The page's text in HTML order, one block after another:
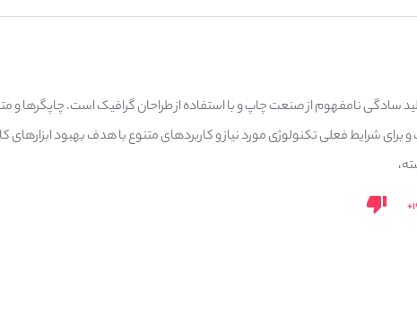
سادگی نامفهوم از صنعت چاپ و با استفاده از طراحان گرافیک است. چاپگرها و
شرایط فعلی تکنولوژی مورد نیاز و کاربردهای متنوع با هدف بهبود ابزارهای